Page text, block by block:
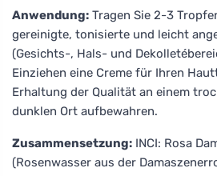
Anwendung: Tragen Sie 2-3
gereinigte, tonisierte und leicht
(Gesichts-, Hals- und
Einziehen eine Creme für Ihren
Erhaltung der Qualität an einem
dunklen Ort aufbewahren.
Zusammensetzung: INCI: Rosa
(Rosenwasser aus der